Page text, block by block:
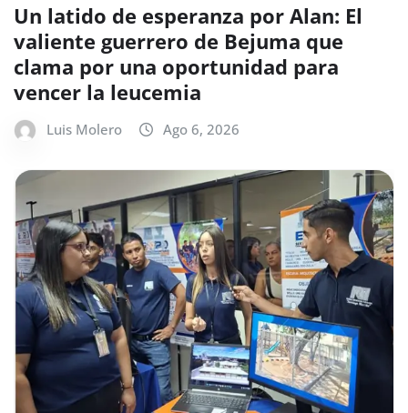
Un latido de esperanza por Alan: El
valiente guerrero de Bejuma que
clama por una oportunidad para
vencer la leucemia
Luis Molero Ago 6, 2026